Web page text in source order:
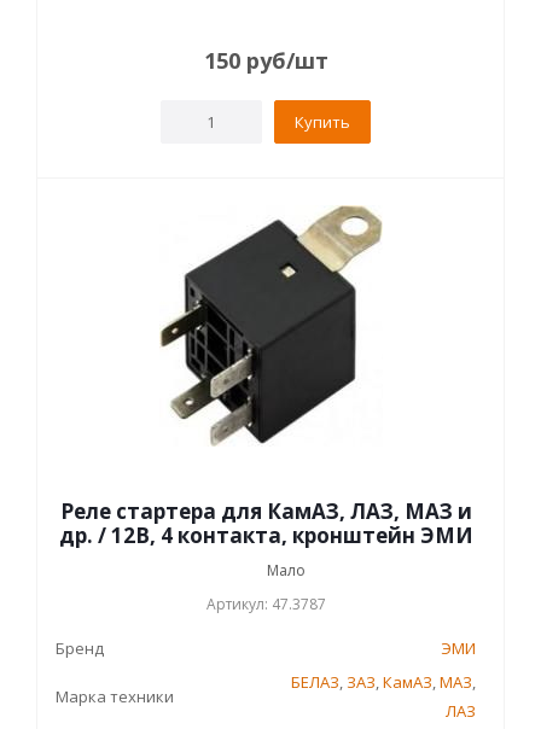
150 руб/шт
Купить
Реле стартера для КамАЗ, ЛАЗ, МАЗ и
др. / 12В, 4 контакта, кронштейн ЭМИ
Мало
Артикул: 47.3787
Бренд ЭМИ
Марка техники
БЕЛАЗ, ЗАЗ,КамАЗ,МАЗ,
ЛАЗ